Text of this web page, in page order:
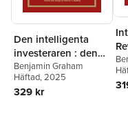
Den intelligenta
investeraren : den
definitiva boken om
värdeinvesteringar
Benjamin Graham
Häftad, 2025
329 kr